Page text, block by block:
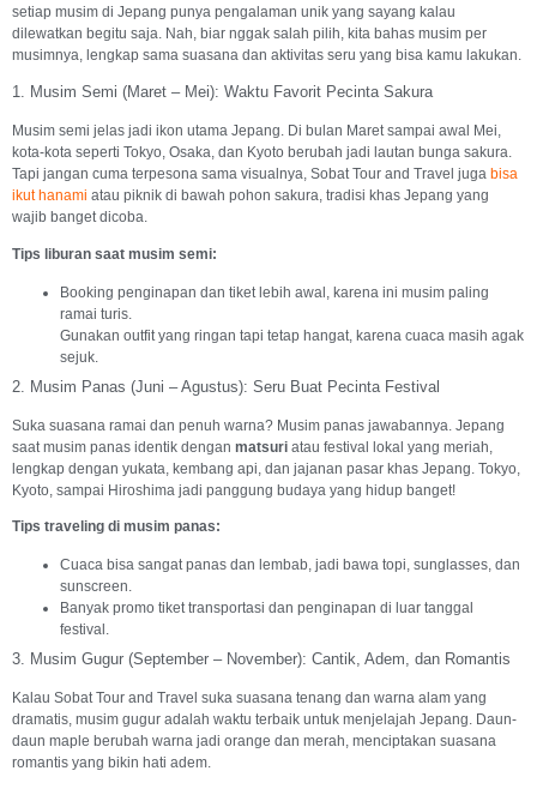
setiap musim di Jepang punya pengalaman unik yang sayang kalau
dilewatkan begitu saja. Nah, biar nggak salah pilih, kita bahas musim per
musimnya, lengkap sama suasana dan aktivitas seru yang bisa kamu lakukan.
1. Musim Semi (Maret – Mei): Waktu Favorit Pecinta Sakura
Musim semi jelas jadi ikon utama Jepang. Di bulan Maret sampai awal Mei,
kota-kota seperti Tokyo, Osaka, dan Kyoto berubah jadi lautan bunga sakura.
Tapi jangan cuma terpesona sama visualnya, Sobat Tour and Travel juga bisa
ikut hanami atau piknik di bawah pohon sakura, tradisi khas Jepang yang
wajib banget dicoba.
Tips liburan saat musim semi:
Booking penginapan dan tiket lebih awal, karena ini musim paling
ramai turis.
Gunakan outfit yang ringan tapi tetap hangat, karena cuaca masih agak
sejuk.
2. Musim Panas (Juni – Agustus): Seru Buat Pecinta Festival
Suka suasana ramai dan penuh warna? Musim panas jawabannya. Jepang
saat musim panas identik dengan matsuri atau festival lokal yang meriah,
lengkap dengan yukata, kembang api, dan jajanan pasar khas Jepang. Tokyo,
Kyoto, sampai Hiroshima jadi panggung budaya yang hidup banget!
Tips traveling di musim panas:
Cuaca bisa sangat panas dan lembab, jadi bawa topi, sunglasses, dan
sunscreen.
Banyak promo tiket transportasi dan penginapan di luar tanggal
festival.
3. Musim Gugur (September – November): Cantik, Adem, dan Romantis
Kalau Sobat Tour and Travel suka suasana tenang dan warna alam yang
dramatis, musim gugur adalah waktu terbaik untuk menjelajah Jepang. Daun-
daun maple berubah warna jadi orange dan merah, menciptakan suasana
romantis yang bikin hati adem.